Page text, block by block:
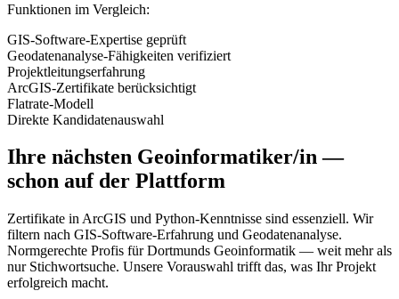
Funktionen im Vergleich:
GIS-Software-Expertise geprüft
Geodatenanalyse-Fähigkeiten verifiziert
Projektleitungserfahrung
ArcGIS-Zertifikate berücksichtigt
Flatrate-Modell
Direkte Kandidatenauswahl
Ihre nächsten Geoinformatiker/in—
schon auf der Plattform
Zertifikate in ArcGIS und Python-Kenntnisse sind essenziell. Wir
filtern nach GIS-Software-Erfahrung und Geodatenanalyse.
Normgerechte Profis für Dortmunds Geoinformatik — weit mehr als
nur Stichwortsuche. Unsere Vorauswahl trifft das, was Ihr Projekt
erfolgreich macht.